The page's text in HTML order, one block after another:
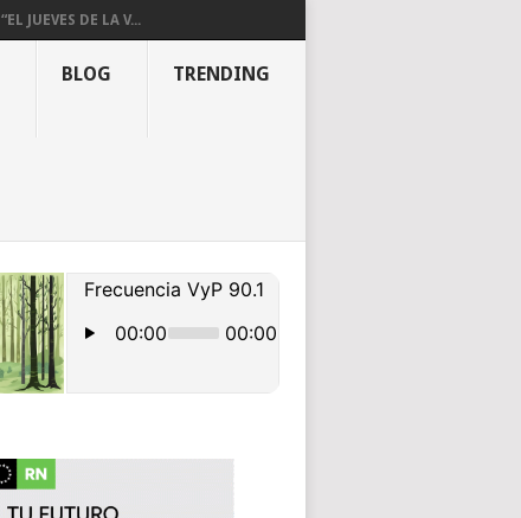
“EL JUEVES DE LA V...
BLOG TRENDING